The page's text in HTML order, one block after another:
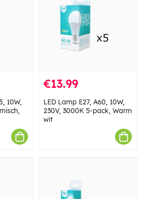
10W,
€13.99
LED Lamp E27, A60, 10W,
230V, 3000K 5-pack, Warm
wit